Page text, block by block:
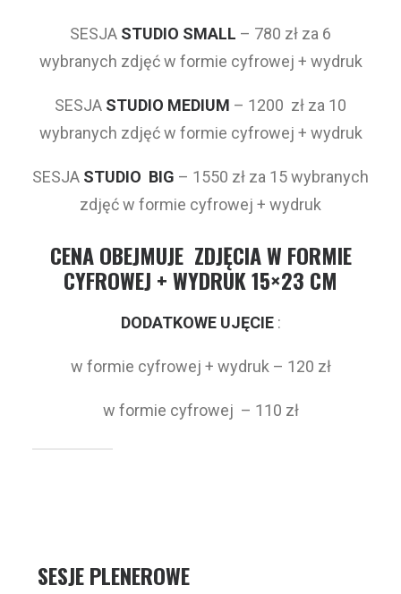
SESJA STUDIO SMALL – 780 zł za 6
wybranych zdjęć w formie cyfrowej + wydruk
SESJA STUDIO MEDIUM – 1200 zł za 10
wybranych zdjęć w formie cyfrowej + wydruk
SESJA STUDIO BIG – 1550 zł za 15 wybranych
zdjęć w formie cyfrowej + wydruk
CENA OBEJMUJE ZDJĘCIA W FORMIE
CYFROWEJ + WYDRUK 15×23 CM
DODATKOWE UJĘCIE:
w formie cyfrowej + wydruk – 120 zł
w formie cyfrowej – 110 zł
SESJE PLENEROWE